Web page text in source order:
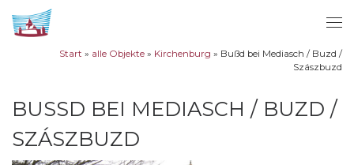
Zum Inhalt springen
Start » alle Objekte » Kirchenburg » Bußd bei Mediasch / Buzd /
Szászbuzd
BUSSD BEI MEDIASCH / BUZD / S
ZÁSZBUZD